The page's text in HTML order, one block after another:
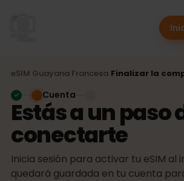
eSIM Guayana Francesa Finalizar la
Estás a un paso
conectarte
Inicia sesión para activar tu eSIM al
quedará guardada en tu cuenta
Cuenta